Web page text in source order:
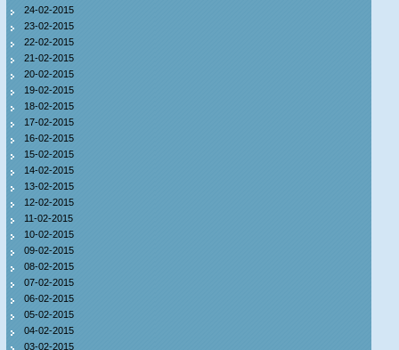
24-02-2015
23-02-2015
22-02-2015
21-02-2015
20-02-2015
19-02-2015
18-02-2015
17-02-2015
16-02-2015
15-02-2015
14-02-2015
13-02-2015
12-02-2015
11-02-2015
10-02-2015
09-02-2015
08-02-2015
07-02-2015
06-02-2015
05-02-2015
04-02-2015
03-02-2015